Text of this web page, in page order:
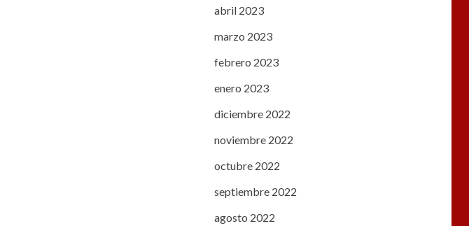
abril 2023
marzo 2023
febrero 2023
enero 2023
diciembre 2022
noviembre 2022
octubre 2022
septiembre 2022
agosto 2022